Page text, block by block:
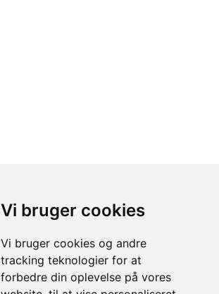
Vi bruger cookies
Vi bruger cookies og andre
tracking teknologier for at
forbedre din oplevelse på vores